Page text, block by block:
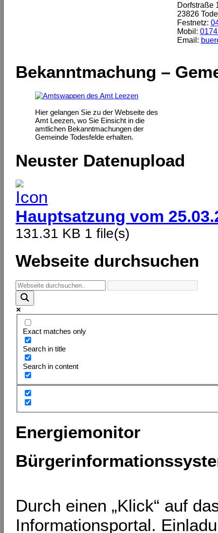
Dorfstraße
23826
Festnetz:
Mobil:
Email:
Bekanntmachung –
Hier gelangen Sie zu der Webseite des
Amt Leezen, wo Sie Einsicht in die
amtlichen Bekanntmachungen der
Gemeinde Todesfelde erhalten.
Neuster Datenupload
Hauptsatzung vom
131.31 KB 1 file(s)
Webseite durchsuchen
Exact matches only
Search in title
Search in content
Energiemonitor
Durch einen „Klick“ auf
Informationsportal.